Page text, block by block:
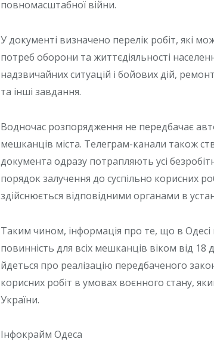
повномасштабної війни.
У документі визначено перелік робіт, які
потреб оборони та життєдіяльності
надзвичайних ситуацій і бойових дій,
та інші завдання.
Водночас розпорядження не передбачає
мешканців міста. Телеграм-канали також
документа одразу потрапляють усі
порядок залучення до суспільно корисних
здійснюється відповідними органами в
Таким чином, інформація про те, що в Одесі
повинність для всіх мешканців віком від 18
йдеться про реалізацію передбаченого
корисних робіт в умовах воєнного стану,
України.
Інфокрайм Одеса